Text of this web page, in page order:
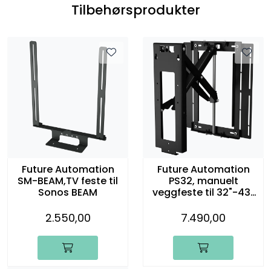
Tilbehørsprodukter
Future Automation
SM-BEAM,TV feste til
Sonos BEAM
2.550,00
Future Automation
PS32, manuelt
veggfeste til 32"-43"
7.490,00